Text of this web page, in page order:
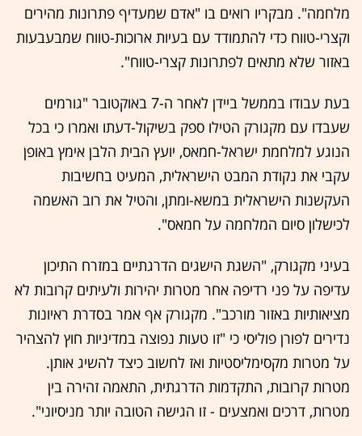
מלחמה". מבקריו רואים בו "אדם שמעדיף פתרונות מהירים
וקצרי-טווח כדי להתמודד עם בעיות ארוכות-טווח שמבעבעות
באזור שלא מתאים לפתרונות קצרי-טווח".
בעת עבודו בממשל ביידן לאחר ה-7 באוקטובר "גורמים
שעבדו עם מקגורק הטילו ספק בשיקול-דעתו ואמרו כי בכל
הנוגע למלחמת ישראל-חמאס, יועץ הבית הלבן אימץ באופן
עקבי את נקודת המבט הישראלית, המעיט בחשיבות
העקשנות הישראלית במשא-ומתן, והטיל את רוב האשמה
לכישלון סיום המלחמה על חמאס".
בעיני מקגורק, "השגת הישגים הדרגתיים במזרח התיכון
עדיפה על פני רדיפה אחר מטרות יהירות ולעיתים קרובות לא
מציאותיות באזור מורכב". מקגורק אף אמר בסדרת ראיונות
נדירים לפורן פוליסי כי "זו טעות נפוצה במדיניות חוץ להצהיר
על מטרות מקסימליסטיות ואז לחשוב כיצד להשיג אותן.
מטרות קרובות, התקדמות הדרגתית, התאמה זהירה בין
מטרות, דרכים ואמצעים - זו הגישה הטובה יותר מניסיוני".